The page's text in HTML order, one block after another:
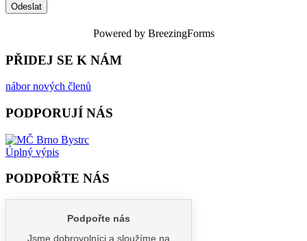
Odeslat
Powered by BreezingForms
PŘIDEJ SE K NÁM
nábor nových členů
PODPORUJÍ NÁS
Úplný výpis
PODPOŘTE NÁS